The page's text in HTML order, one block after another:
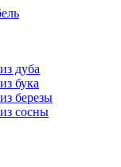
дуба
бука
березы
сосны